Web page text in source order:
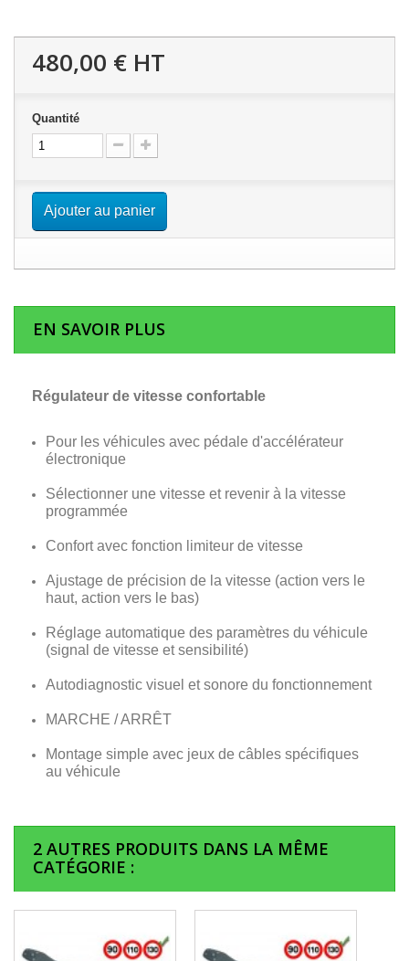
480,00 € HT
Quantité
Ajouter au panier
EN SAVOIR PLUS
Régulateur de vitesse confortable
Pour les véhicules avec pédale d'accélérateur
électronique
Sélectionner une vitesse et revenir à la vitesse
programmée
Confort avec fonction limiteur de vitesse
Ajustage de précision de la vitesse (action vers le
haut, action vers le bas)
Réglage automatique des paramètres du véhicule
(signal de vitesse et sensibilité)
Autodiagnostic visuel et sonore du fonctionnement
MARCHE / ARRÊT
Montage simple avec jeux de câbles spécifiques
au véhicule
2 AUTRES PRODUITS DANS LA MÊME
CATÉGORIE :